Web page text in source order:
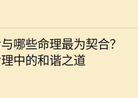
哪些命理最为契合？
中的和谐之道
命理学中，五行相生相克的
解人与人之间关系的重要基
，丙火命的人，因其性格热
积极而备受瞩目。他们如同
化中，生肖是一个重要的传